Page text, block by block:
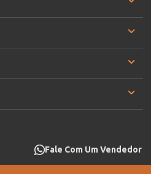
Fale Com Um Vendedor